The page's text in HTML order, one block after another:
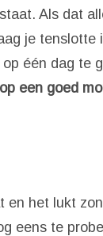
Als dat
je tenslotte
één dag te
een goed
en het lukt
eens te